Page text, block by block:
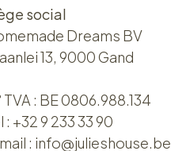
social
Dreams BV
13, 9000 Gand
TVA : BE 0806.988.134
: +32 9 233 33 90
: info@julieshouse.be